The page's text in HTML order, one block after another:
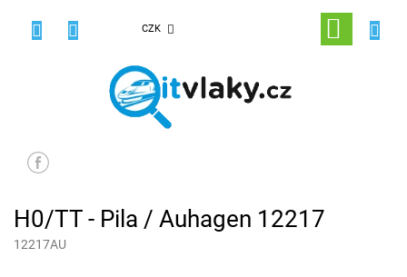
CZK
NÁKUPNÍ
KOŠÍK
H0/TT - Pila / Auhagen 12217
12217AU